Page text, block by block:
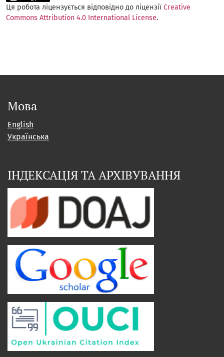
Ця робота ліцензується відповідно до ліцензіїCreative
Commons Attribution 4.0 International License.
Мова
English
Українська
ІНДЕКСАЦІЯ ТА АРХІВУВАННЯ